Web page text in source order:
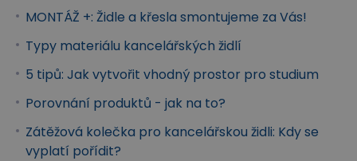
účinky dlouhodobého sezení a předchází bolestem
hlavy a tuhnutí krku. Zajišťuje správné držení těla a
MONTÁŽ +: Židle a křesla smontujeme za Vás!
Typy materiálu kancelářských židlí
5 tipů: Jak vytvořit vhodný prostor pro studium
Porovnání produktů - jak na to?
Zátěžová kolečka pro kancelářskou židli: Kdy se
vyplatí pořídit?